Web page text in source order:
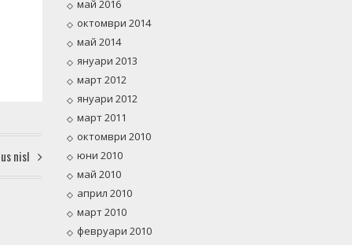
nisl
май 2016
октомври 2014
май 2014
януари 2013
март 2012
януари 2012
март 2011
октомври 2010
юни 2010
май 2010
април 2010
март 2010
февруари 2010